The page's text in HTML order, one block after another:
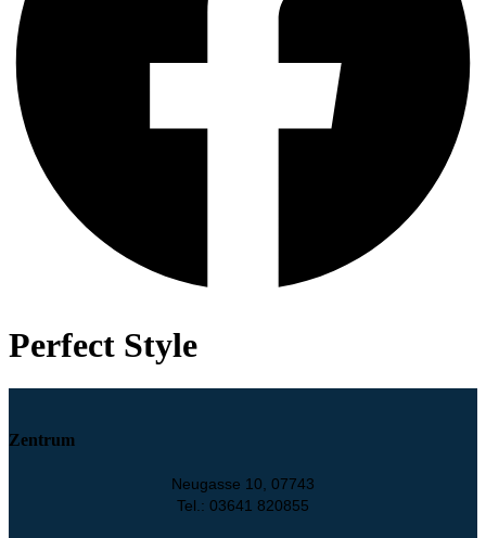
Perfect Style
Zentrum
Neugasse 10, 07743
Tel.: 03641 820855